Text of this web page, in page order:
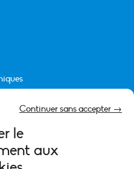
le
aux
Continuer sans accepter →